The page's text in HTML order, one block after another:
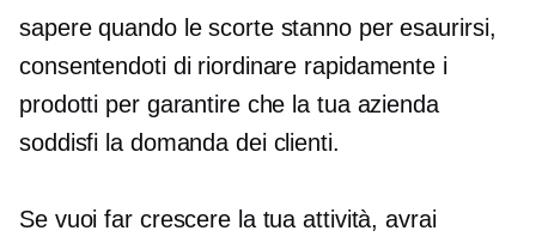
sapere quando le scorte stanno per esaurirsi,
consentendoti di riordinare rapidamente i
prodotti per garantire che la tua azienda
soddisfi la domanda dei clienti.
Se vuoi far crescere la tua attività, avrai